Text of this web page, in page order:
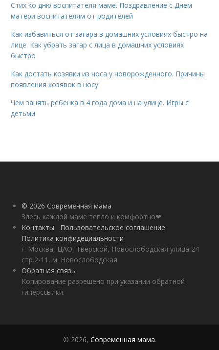
Стих ко дню воспитателя маме. Поздравление с Днем
матери воспитателям от родителей
Как избавиться от загара в домашних условиях быстро на
лице. Как убрать загар с лица в домашних условиях
быстро
Как достать козявки из носа у новорожденного. Причины
появления козявок в носу
Чем занять ребенка в 4 года дома и на улице. Игры с
детьми
© 2026 Современная мама
Здесь каждой маме тепло и комфортно❤
Контакты
Пользовательское соглашение
Политика конфидециальности
г. Москва, ЦАО, Тверской, Новослободская улица 24
стр.2-11, м. Новослободская
Обратная связь
Копирование разрешено при указании обратной
гиперссылки.
© 2026, Современная мама.